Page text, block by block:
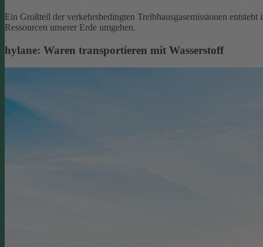
Ein Großteil der verkehrsbedingten Treibhausgasemissionen
Ressourcen unserer Erde umgehen.
hylane: Waren transportieren mit Wasserstoff